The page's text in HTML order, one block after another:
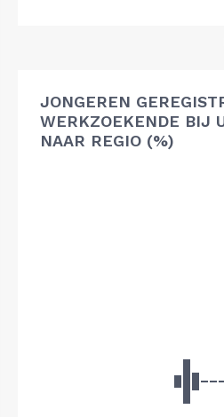
JONGEREN
WERKZOEKENDE BIJ
NAAR REGIO (%)